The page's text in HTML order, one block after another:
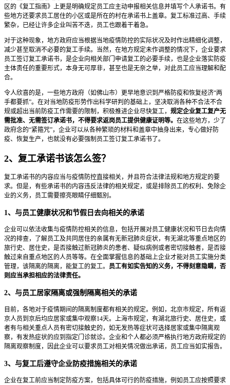
区的《复工指南》上更是明确规定员工应主动申报相关信息并填写个人承诺书。有
些地方还要求员工居住的小区或是所在的村在承诺书上盖章。复工标准过高、手续
繁杂，已经让许多企业叫苦不迭，员工也跟着干着急。
对于这种现象，地方政府应当根据当地疫情防控的实际状况及时作出精细化调整，
减少甚至取消不必要的复工手续。当然，在地方规定未作调整的情况下，企业要求
员工签订复工承诺书，是企业向相关部门申请复工的必要手续，也是企业落实防疫
主体责任的重要形式，本身无可厚非，甚至也是无奈之举，对此员工应当理解和配
合。
令人欣喜的是，一些地方政府（如佛山市）更早地意识到严格防疫和恢复经济“两
手都要抓”。在对当地防疫形势作出科学研判的基础上，坚决取消各种不合法不合
规或超出当前防疫工作需要的限制，积极推进企业尽快复工， 规定企业复工复产无
需批准、无需签订承诺书，不得要求返岗员工提供健康证明等。 在这些地方，少了
政府念的“紧箍咒”，企业可以从各种繁琐的材料和盖章中抽身出来，专心做好防
疫、恢复生产，也就没有必要强制员工签订复工承诺书了。
2、复工承诺书该怎么签？
复工承诺书的内容应当与疫情防控直接相关，并且符合法律法规和地方规定的要
求。但是，有些承诺书的内容违反法律的相关规定，或是排除员工的权利、免除企
业的义务，员工需要擦亮眼睛仔细甄别。
1、与员工健康状况和节假日去向相关的承诺
企业可以依法收集与疫情防控相关的信息，包括开展对员工健康状况和节日去向情
况的排查，了解员工及共同居住的亲属有无新冠肺炎症状，有无湖北等重点地区的
旅行史、居住史，是否接触过新冠肺炎的患者、疑似病例或者密切接触者，是否接
触过来自重点地区的人员等等。在全面掌握信息的基础上企业才能对员工实施分类
管理，该隔离的隔离，能复工的复工。 员工有如实告知的义务，不得刻意隐瞒，否
则应当承担相应的法律责任。
2、与员工居家隔离或强制隔离相关的承诺
目前，各地对于疫情期间的隔离制度都有相关的规定。例如，北京市规定，所有返
京人员到京后均应居家或集中观察14天。上海市规定，有湖北旅行史、居住史，或
者有与相关重点人员有密切接触史的，如无发热等症状可选择居家或集中隔离观
察，有发热症状的应到指定门诊就诊。企业和个人都必须严格执行地方政府规定的
隔离观察制度，因此企业可以要求员工对相关情况做出承诺，员工应当如实报告。
3、与复工后遵守企业防疫措施相关的承诺
企业在复工前应当制定防疫方案，包括具体可行的防疫措施，例如员工应按照要求